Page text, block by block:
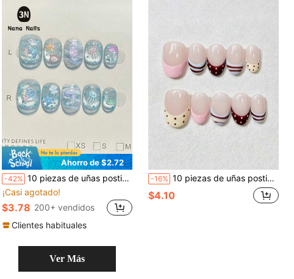
Ahorro de $2.72
-42% 10 piezas de uñas postizas de ojo de gato azul para la playa, forma corta, diseño brillante de pececitos y estrellas de mar, uñas con brillo oceánico, uñas postizas de ojo de gato azul brillante con diseños de estrellas de mar y medusas (XS/S/M/L), suministros de uñas, uñas hechas a mano, uñas postizas
¡Casi agotado!
$3.78 200+ vendidos
Clientes habituales
-16% 10 piezas de uñas postizas cortas redondas hechas a mano, base de gelatina nude con punta francesa multicolor, uñas falsas con lunares rosa crema, rayas rojas y azules en contraste, acabado brillante reutilizables para manicura diaria dulce y femenina estilo Y2K
$4.10
Ver Más